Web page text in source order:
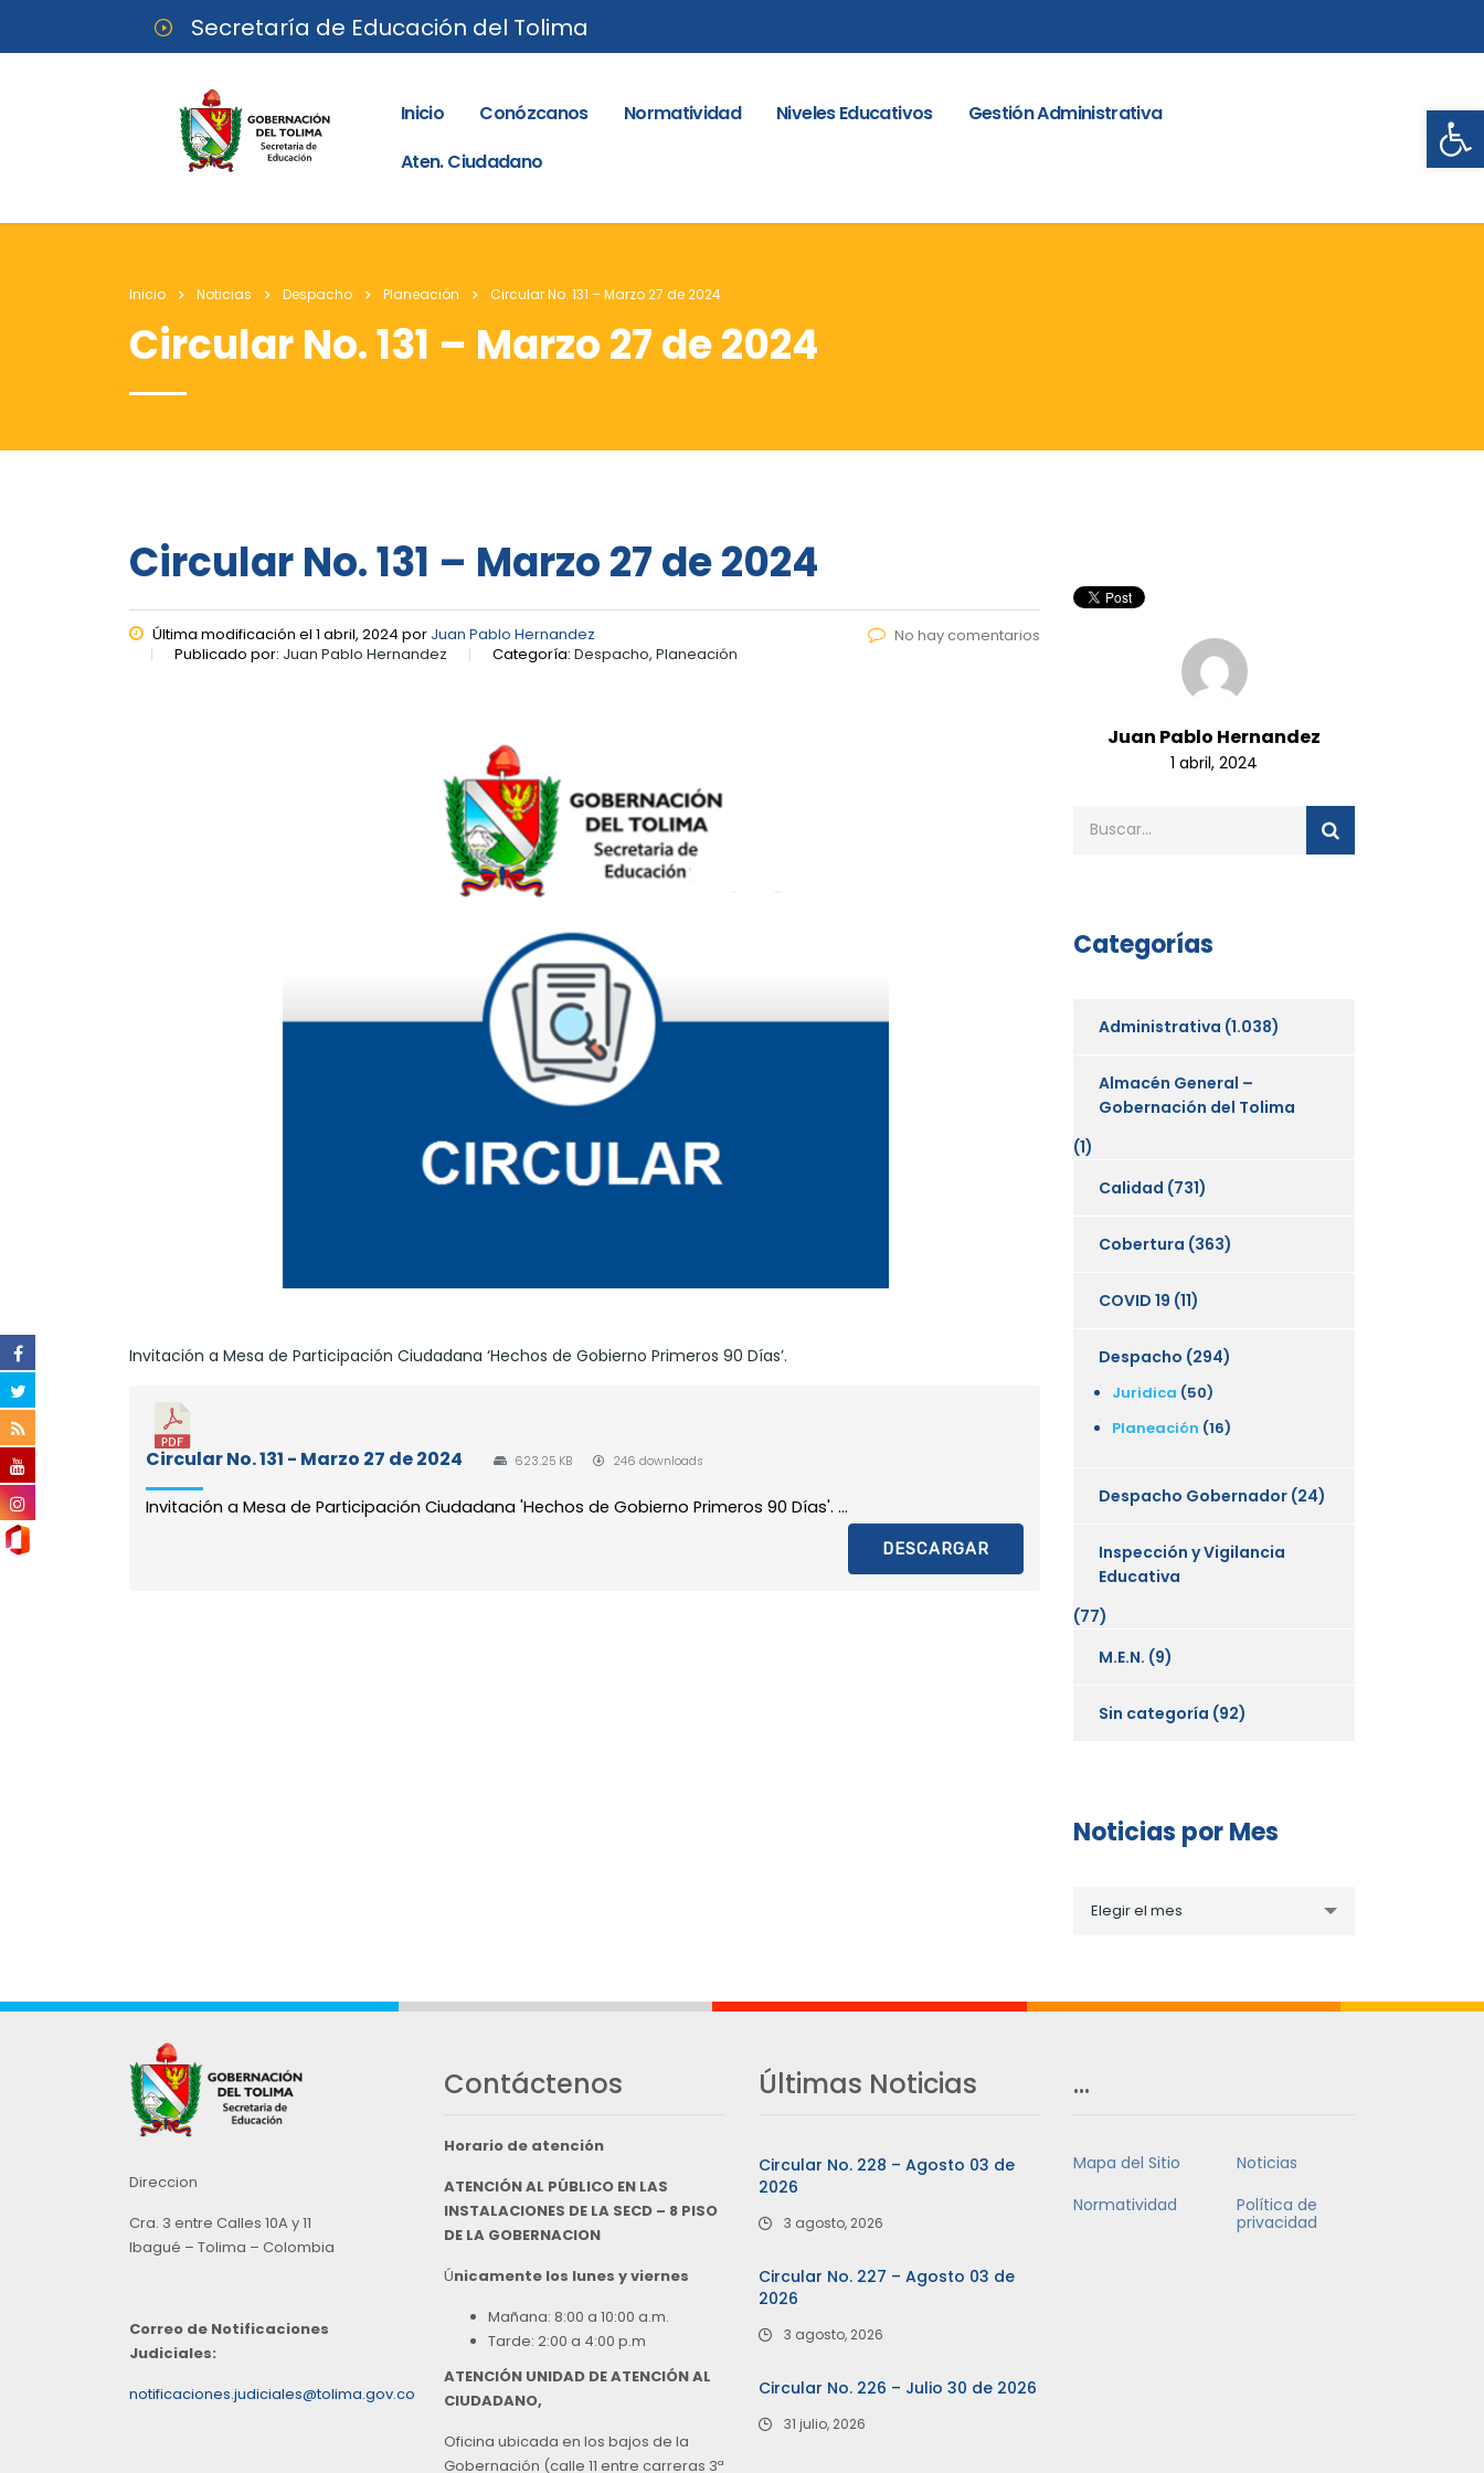
Secretaría de Educación del Tolima
Inicio Conózcanos Normatividad Niveles Educativos
Gestión Administrativa
Aten. Ciudadano
Inicio Noticias Despacho Planeación Circular No. 131 – Marzo 27 de 2024
Circular No. 131 – Marzo 27 de 2024
Circular No. 131 – Marzo 27 de 2024
Última modificación el 1 abril, 2024 por Juan Pablo Hernandez
Publicado por: Juan Pablo Hernandez Categoría: Despacho, Planeación
No hay comentarios
Invitación a Mesa de Participación Ciudadana ‘Hechos de Gobierno Primeros 90 Días’.
Circular No. 131 - Marzo 27 de 2024 623.25 KB 246 downloads
Invitación a Mesa de Participación Ciudadana 'Hechos de Gobierno Primeros 90 Días'. ...
DESCARGAR
Juan Pablo Hernandez
1 abril, 2024
Categorías
Administrativa (1.038)
Almacén General –
Gobernación del Tolima
(1)
Calidad (731)
Cobertura (363)
COVID 19 (11)
Despacho (294)
Juridica (50)
Planeación (16)
Despacho Gobernador (24)
Inspección y Vigilancia
Educativa
(77)
M.E.N. (9)
Sin categoría (92)
Noticias por Mes
porElegir el mes
Direccion
Cra. 3 entre Calles 10A y 11
Ibagué – Tolima – Colombia
Correo de Notificaciones
Judiciales:
notificaciones.judiciales@tolima.gov.co
Contáctenos
Horario de atención
ATENCIÓN AL PÚBLICO EN LAS
INSTALACIONES DE LA SECD – 8 PISO
DE LA GOBERNACION
Únicamente los lunes y viernes
Mañana: 8:00 a 10:00 a.m.
Tarde: 2:00 a 4:00 p.m
ATENCIÓN UNIDAD DE ATENCIÓN AL
CIUDADANO,
Oficina ubicada en los bajos de la
Gobernación (calle 11 entre carreras 3ª
Últimas Noticias
Circular No. 228 – Agosto 03 de
2026
3 agosto, 2026
Circular No. 227 – Agosto 03 de
2026
3 agosto, 2026
Circular No. 226 – Julio 30 de 2026
31 julio, 2026
…
Mapa del Sitio
Noticias
Normatividad
Política de
privacidad